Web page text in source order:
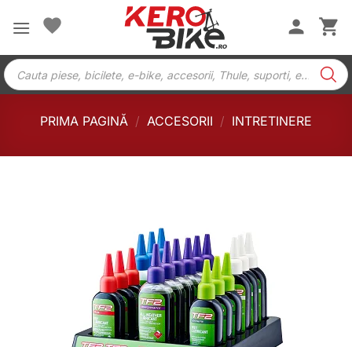
Products
search
PRIMA PAGINĂ / ACCESORII / INTRETINERE